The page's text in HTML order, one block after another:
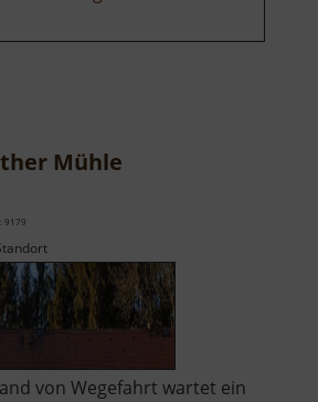
Mühle
9179
von Wegefahrt wartet ein